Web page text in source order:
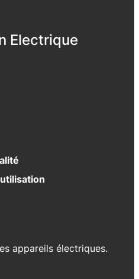
Electrique
appareils électriques.